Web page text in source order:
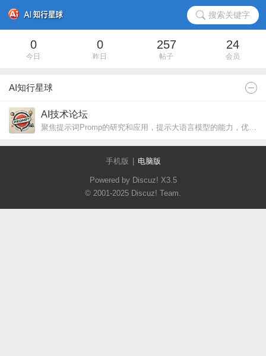
搜索关键字
0
今日
0
昨日
257
帖子
24
会员
AI知行星球
AI技术论坛
聚焦提示词Promp的研究和应用，提示大语言模型的能力，优化输出结果。
手机版 电脑版
Powered by Discuz! X3.5
© 2001-2025 Discuz! Team.